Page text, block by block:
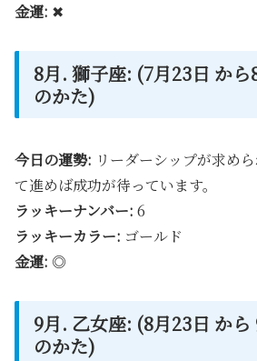
金運: ✖
8月. 獅子座: (7月23日 か
のかた)
今日の運勢: リーダーシップが求め
て進めば成功が待っています。
ラッキーナンバー: 6
ラッキーカラー: ゴールド
金運: ◎
9月. 乙女座: (8月23日 か
のかた)